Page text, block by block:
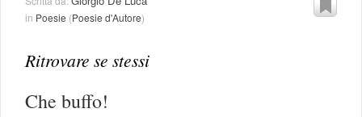
in Poesie (Poesie d'Autore)
Ritrovare se stessi
Che buffo!